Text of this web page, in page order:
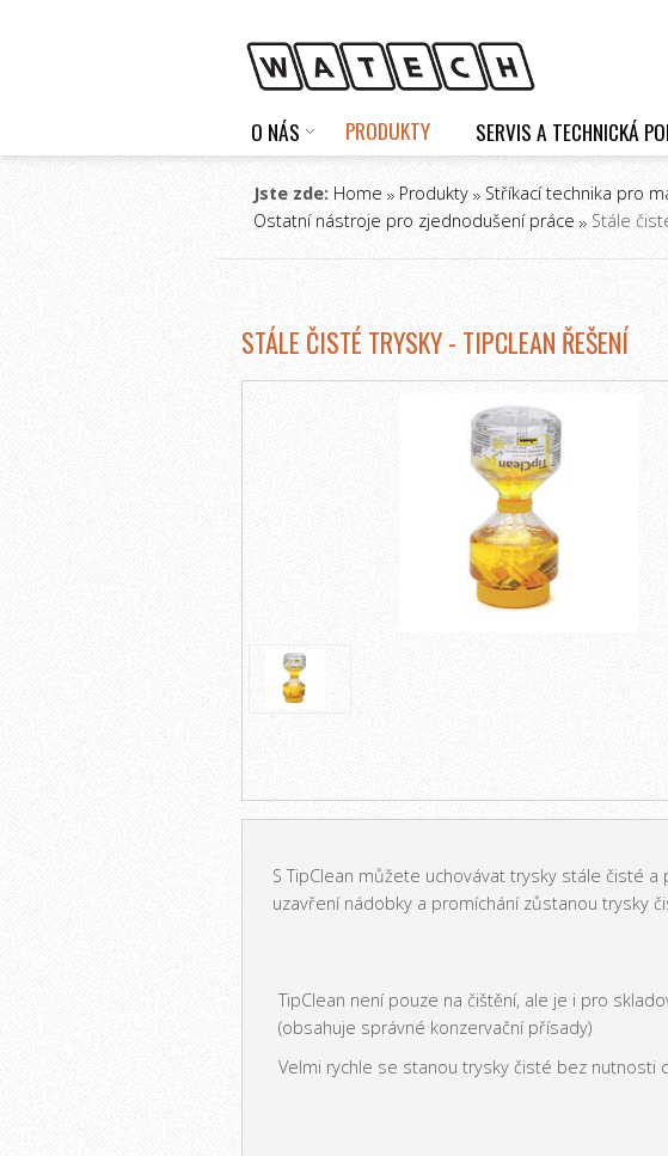
O NÁS PRODUKTY SERVIS A TECHNICKÁ
Jste zde: Home Produkty Stříkací technika pro
Ostatní nástroje pro zjednodušení práce
Stále
STÁLE ČISTÉ TRYSKY - TIPCLEAN ŘEŠENÍ
S TipClean můžete uchovávat trysky stále čisté
uzavření nádobky a promíchání zůstanou trysky
TipClean není pouze na čištění, ale je i pro
(obsahuje správné konzervační přísady)
Velmi rychle se stanou trysky čisté bez nutnosti